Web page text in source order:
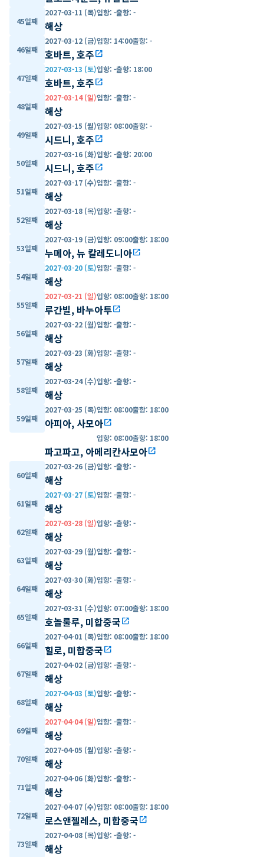
45일째
2027-03-11 (목)입항: -출항: -
해상
46일째
2027-03-12 (금)입항: 14:00출항: -
호바트, 호주open_in_new
47일째
2027-03-13 (토)입항: -출항: 18:00
호바트, 호주open_in_new
48일째
2027-03-14 (일)입항: -출항: -
해상
49일째
2027-03-15 (월)입항: 08:00출항: -
시드니, 호주open_in_new
50일째
2027-03-16 (화)입항: -출항: 20:00
시드니, 호주open_in_new
51일째
2027-03-17 (수)입항: -출항: -
해상
52일째
2027-03-18 (목)입항: -출항: -
해상
53일째
2027-03-19 (금)입항: 09:00출항: 18:00
누메아, 뉴 칼레도니아open_in_new
54일째
2027-03-20 (토)입항: -출항: -
해상
55일째
2027-03-21 (일)입항: 08:00출항: 18:00
루간빌, 바누아투open_in_new
56일째
2027-03-22 (월)입항: -출항: -
해상
57일째
2027-03-23 (화)입항: -출항: -
해상
58일째
2027-03-24 (수)입항: -출항: -
해상
59일째
2027-03-25 (목)입항: 08:00출항: 18:00
아피아, 사모아open_in_new
입항: 08:00출항: 18:00
파고파고, 아메리칸사모아open_in_new
60일째
2027-03-26 (금)입항: -출항: -
해상
61일째
2027-03-27 (토)입항: -출항: -
해상
62일째
2027-03-28 (일)입항: -출항: -
해상
63일째
2027-03-29 (월)입항: -출항: -
해상
64일째
2027-03-30 (화)입항: -출항: -
해상
65일째
2027-03-31 (수)입항: 07:00출항: 18:00
호놀룰루, 미합중국open_in_new
66일째
2027-04-01 (목)입항: 08:00출항: 18:00
힐로, 미합중국open_in_new
67일째
2027-04-02 (금)입항: -출항: -
해상
68일째
2027-04-03 (토)입항: -출항: -
해상
69일째
2027-04-04 (일)입항: -출항: -
해상
70일째
2027-04-05 (월)입항: -출항: -
해상
71일째
2027-04-06 (화)입항: -출항: -
해상
72일째
2027-04-07 (수)입항: 08:00출항: 18:00
로스앤젤레스, 미합중국open_in_new
73일째
2027-04-08 (목)입항: -출항: -
해상